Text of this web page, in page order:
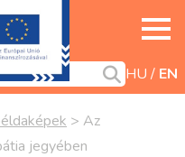
HU EN
> Az
jegyében